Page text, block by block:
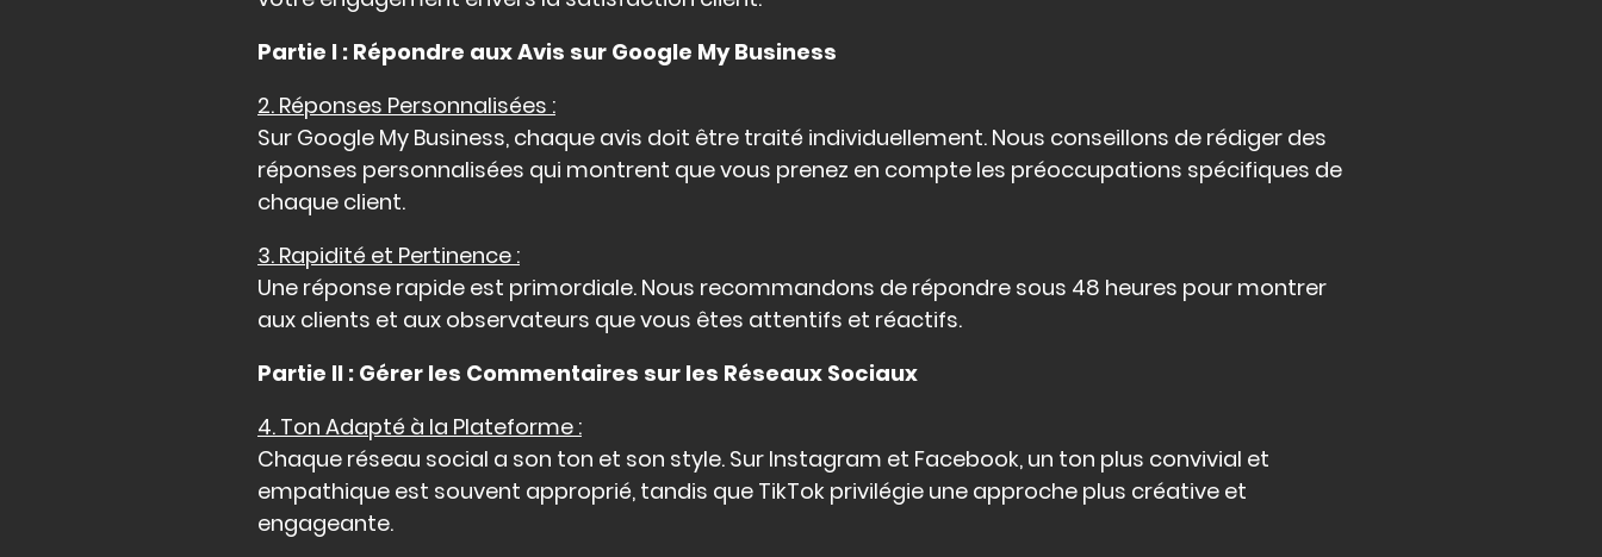
Partie I : Répondre aux Avis sur Google My Business
2. Réponses Personnalisées :
Sur Google My Business, chaque avis doit être traité individuellement. Nous conseillons de rédiger des
réponses personnalisées qui montrent que vous prenez en compte les préoccupations spécifiques de
chaque client.
3. Rapidité et Pertinence :
Une réponse rapide est primordiale. Nous recommandons de répondre sous 48 heures pour montrer
aux clients et aux observateurs que vous êtes attentifs et réactifs.
Partie II : Gérer les Commentaires sur les Réseaux Sociaux
4. Ton Adapté à la Plateforme :
Chaque réseau social a son ton et son style. Sur Instagram et Facebook, un ton plus convivial et
empathique est souvent approprié, tandis que TikTok privilégie une approche plus créative et
engageante.